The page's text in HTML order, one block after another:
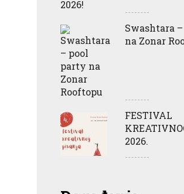
Swashtara
na Zonar
FESTIVAL
2026.